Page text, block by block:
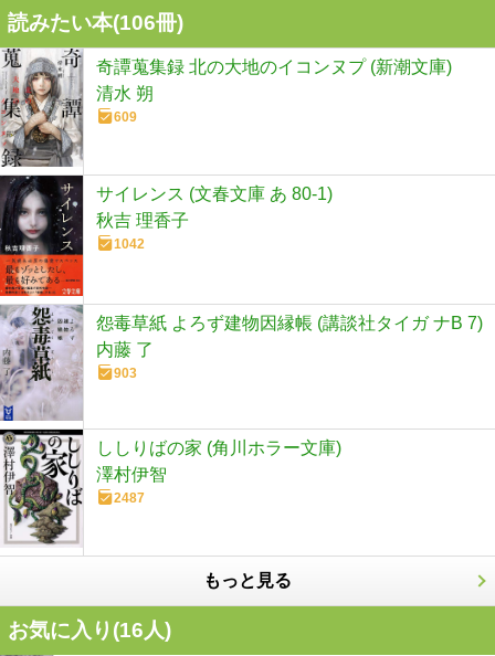
読みたい本(106冊)
奇譚蒐集録 北の大地のイコンヌプ (新潮文庫)
清水 朔
609
サイレンス (文春文庫 あ 80-1)
秋吉 理香子
1042
怨毒草紙 よろず建物因縁帳 (講談社タイガ ナB 7)
内藤 了
903
ししりばの家 (角川ホラー文庫)
澤村伊智
2487
もっと見る
お気に入り(16人)